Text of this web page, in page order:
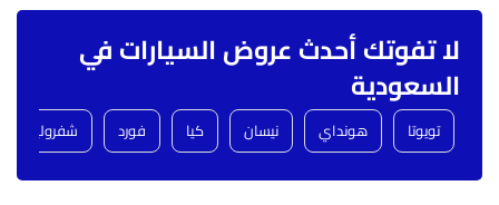
لا تفوتك أحدث عروض السيارات في
السعودية
تويوتا هونداي نيسان كيا فورد شفروليه